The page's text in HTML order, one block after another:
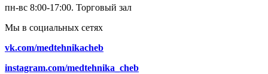
пн-вс 8:00-17:00. Торговый зал
Мы в социальных сетях
vk.com/medtehnikacheb
instagram.com/medtehnika_cheb